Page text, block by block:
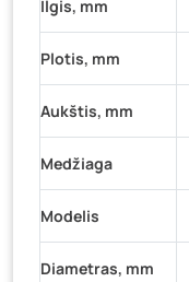
Ilgis, mm
Plotis, mm
Aukštis, mm
Medžiaga
Modelis
Diametras, mm